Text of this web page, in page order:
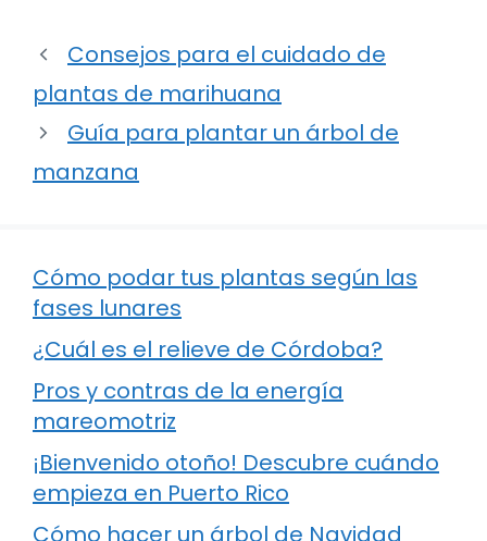
Consejos para el cuidado de
plantas de marihuana
Guía para plantar un árbol de
manzana
Cómo podar tus plantas según las
fases lunares
¿Cuál es el relieve de Córdoba?
Pros y contras de la energía
mareomotriz
¡Bienvenido otoño! Descubre cuándo
empieza en Puerto Rico
Cómo hacer un árbol de Navidad